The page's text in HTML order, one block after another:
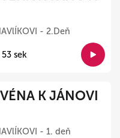
- 2.Deň
sek
K JÁNOVI
- 1. deň